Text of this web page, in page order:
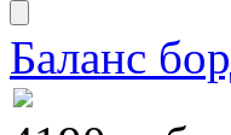
Баланс